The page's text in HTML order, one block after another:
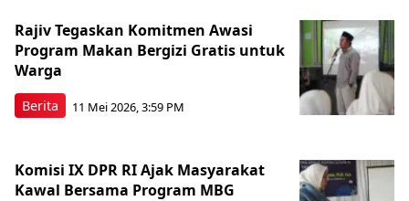
Berita
Rajiv Tegaskan Komitmen Awasi
Program Makan Bergizi Gratis untuk
Warga
11 Mei 2026, 3:59 PM
Komisi IX DPR RI Ajak Masyarakat
Kawal Bersama Program MBG